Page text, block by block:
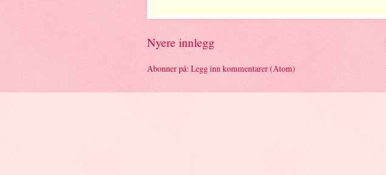
Nyere innlegg
Abonner på: Legg inn kommentarer (Atom)